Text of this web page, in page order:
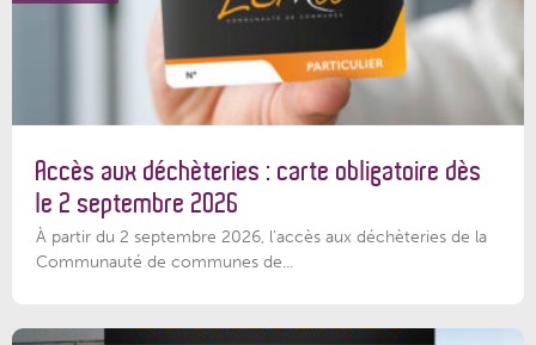
Accès aux déchèteries : carte obligatoire dès
le 2 septembre 2026
À partir du 2 septembre 2026, l’accès aux déchèteries de la
Communauté de communes de...